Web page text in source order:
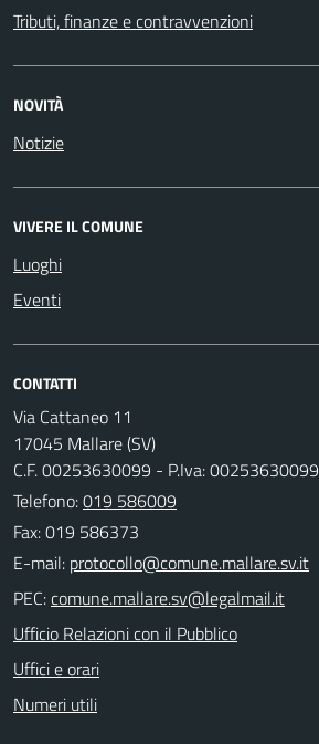
Tributi, finanze e contravvenzioni
NOVITÀ
Notizie
VIVERE IL COMUNE
Luoghi
Eventi
CONTATTI
Via Cattaneo 11
17045 Mallare (SV)
C.F. 00253630099 - P.Iva: 00253630099
Telefono:019 586009
Fax: 019 586373
E-mail:
PEC:
Ufficio Relazioni con il Pubblico
Uffici e orari
Numeri utili